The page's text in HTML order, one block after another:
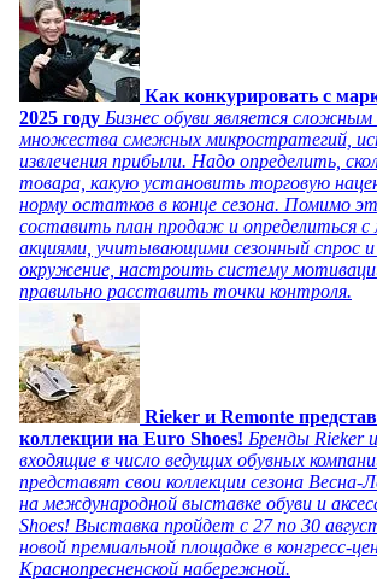
Как конкурировать с
2025 году Бизнес обуви является сложным
множества смежных микростратегий,
извлечения прибыли. Надо определить,
товара, какую установить торговую
норму остатков в конце сезона. Помимо
составить план продаж и определиться
акциями, учитывающими сезонный спрос и
окружение, настроить систему
правильно расставить точки контроля.
Rieker и Remonte
коллекции на Euro Shoes! Бренды Rieker
входящие в число ведущих обувных
представят свои коллекции сезона Весна-
на международной выставке обуви и
Shoes! Выставка пройдет c 27 по 30
новой премиальной площадке в конгресс-
Краснопресненской набережной.